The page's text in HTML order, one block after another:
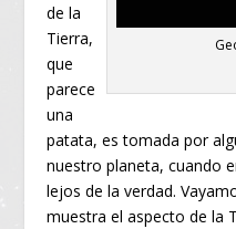
de la
Tierra,
que
parece
una
patata, es tomada por
nuestro planeta, cuando
lejos de la verdad.
muestra el aspecto de la